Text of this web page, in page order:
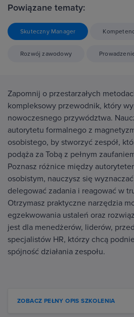
Powiązane tematy:
Skuteczny Manager
Rozwój zawodowy
Zapomnij o przestarzałych
kompleksowy przewodnik, który
nowoczesnego przywództwa.
autorytetu formalnego z
osobistego, by stworzyć zespół,
podąża za Tobą z pełnym
Poznasz różnice między
osobistym, nauczysz się
delegować zadania i reagować w
Otrzymasz praktyczne narzędzia
egzekwowania ustaleń oraz
jest dla menedżerów, liderów,
specjalistów HR, którzy chcą
spójność działania zespołu.
ZOBACZ PEŁNY OPIS SZKOLENIA